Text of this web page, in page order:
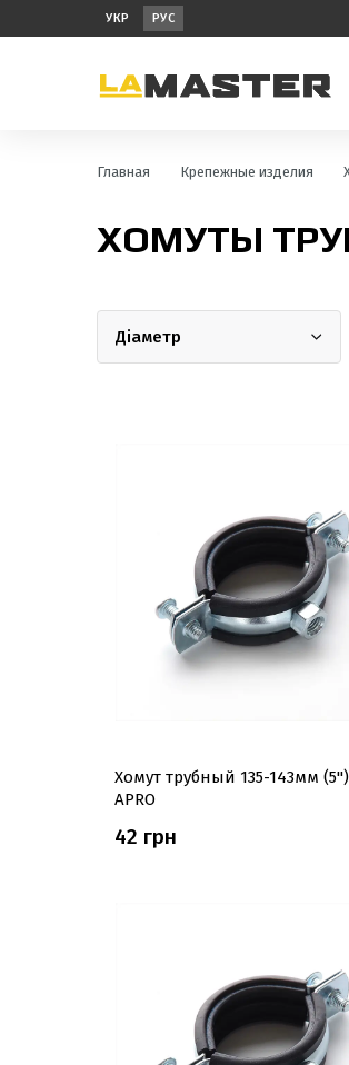
УКР РУС
Главная Крепежные изделия
ХОМУТЫ
Діаметр
Хомут трубный 135-143мм
APRO
42 грн